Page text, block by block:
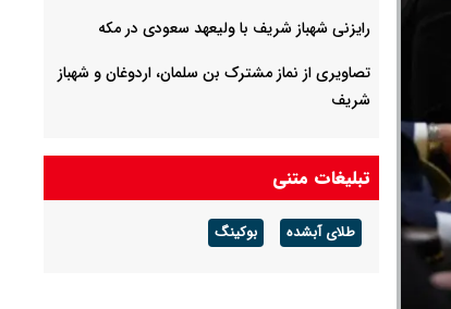
رایزنی شهباز شریف با ولیعهد سعودی در مکه
تصاویری از نماز مشترک بن سلمان، اردوغان و شهباز
شریف
تبلیغات متنی
طلای آبشده بوکینگ